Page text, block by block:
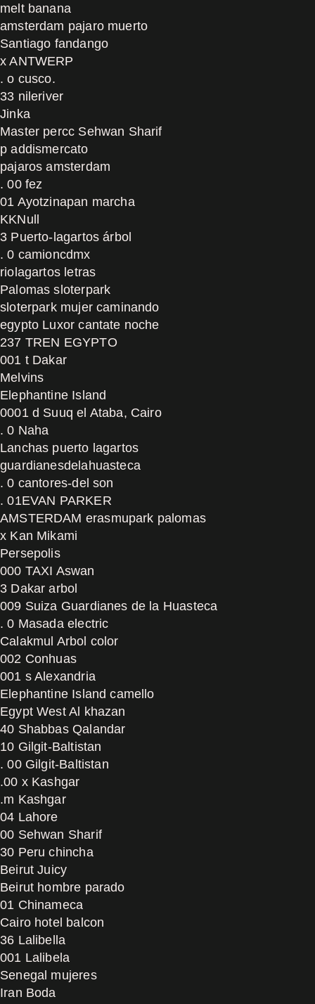
melt banana
amsterdam pajaro muerto
Santiago fandango
x ANTWERP
. o cusco.
33 nileriver
Jinka
Master percc Sehwan Sharif
p addismercato
pajaros amsterdam
. 00 fez
01 Ayotzinapan marcha
KKNull
3 Puerto-lagartos árbol
. 0 camioncdmx
riolagartos letras
Palomas sloterpark
sloterpark mujer caminando
egypto Luxor cantate noche
237 TREN EGYPTO
001 t Dakar
Melvins
Elephantine Island
0001 d Suuq el Ataba, Cairo
. 0 Naha
Lanchas puerto lagartos
guardianesdelahuasteca
. 0 cantores-del son
. 01EVAN PARKER
AMSTERDAM erasmupark palomas
x Kan Mikami
Persepolis
000 TAXI Aswan
3 Dakar arbol
009 Suiza Guardianes de la Huasteca
. 0 Masada electric
Calakmul Arbol color
002 Conhuas
001 s Alexandria
Elephantine Island camello
Egypt West Al khazan
40 Shabbas Qalandar
10 Gilgit-Baltistan
. 00 Gilgit-Baltistan
.00 x Kashgar
.m Kashgar
04 Lahore
00 Sehwan Sharif
30 Peru chincha
Beirut Juicy
Beirut hombre parado
01 Chinameca
Cairo hotel balcon
36 Lalibella
001 Lalibela
Senegal mujeres
Iran Boda